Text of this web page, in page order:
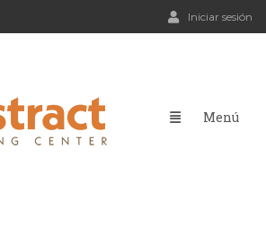
Iniciar sesión